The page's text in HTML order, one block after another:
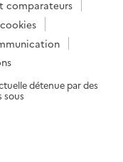
comparateurs
détenue par des
sous